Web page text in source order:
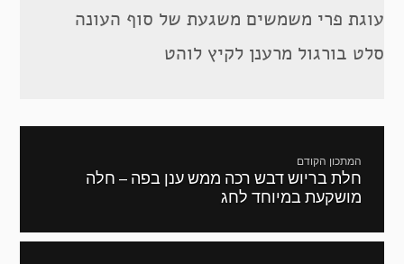
עוגת פרי משמשים משגעת של סוף העונה
סלט בורגול מרענן לקיץ לוהט
המתכון הקודם
מתכון
קודם:
חלת בריוש דבש רכה ממש ענן בפה – חלה
מושקעת במיוחד לחג